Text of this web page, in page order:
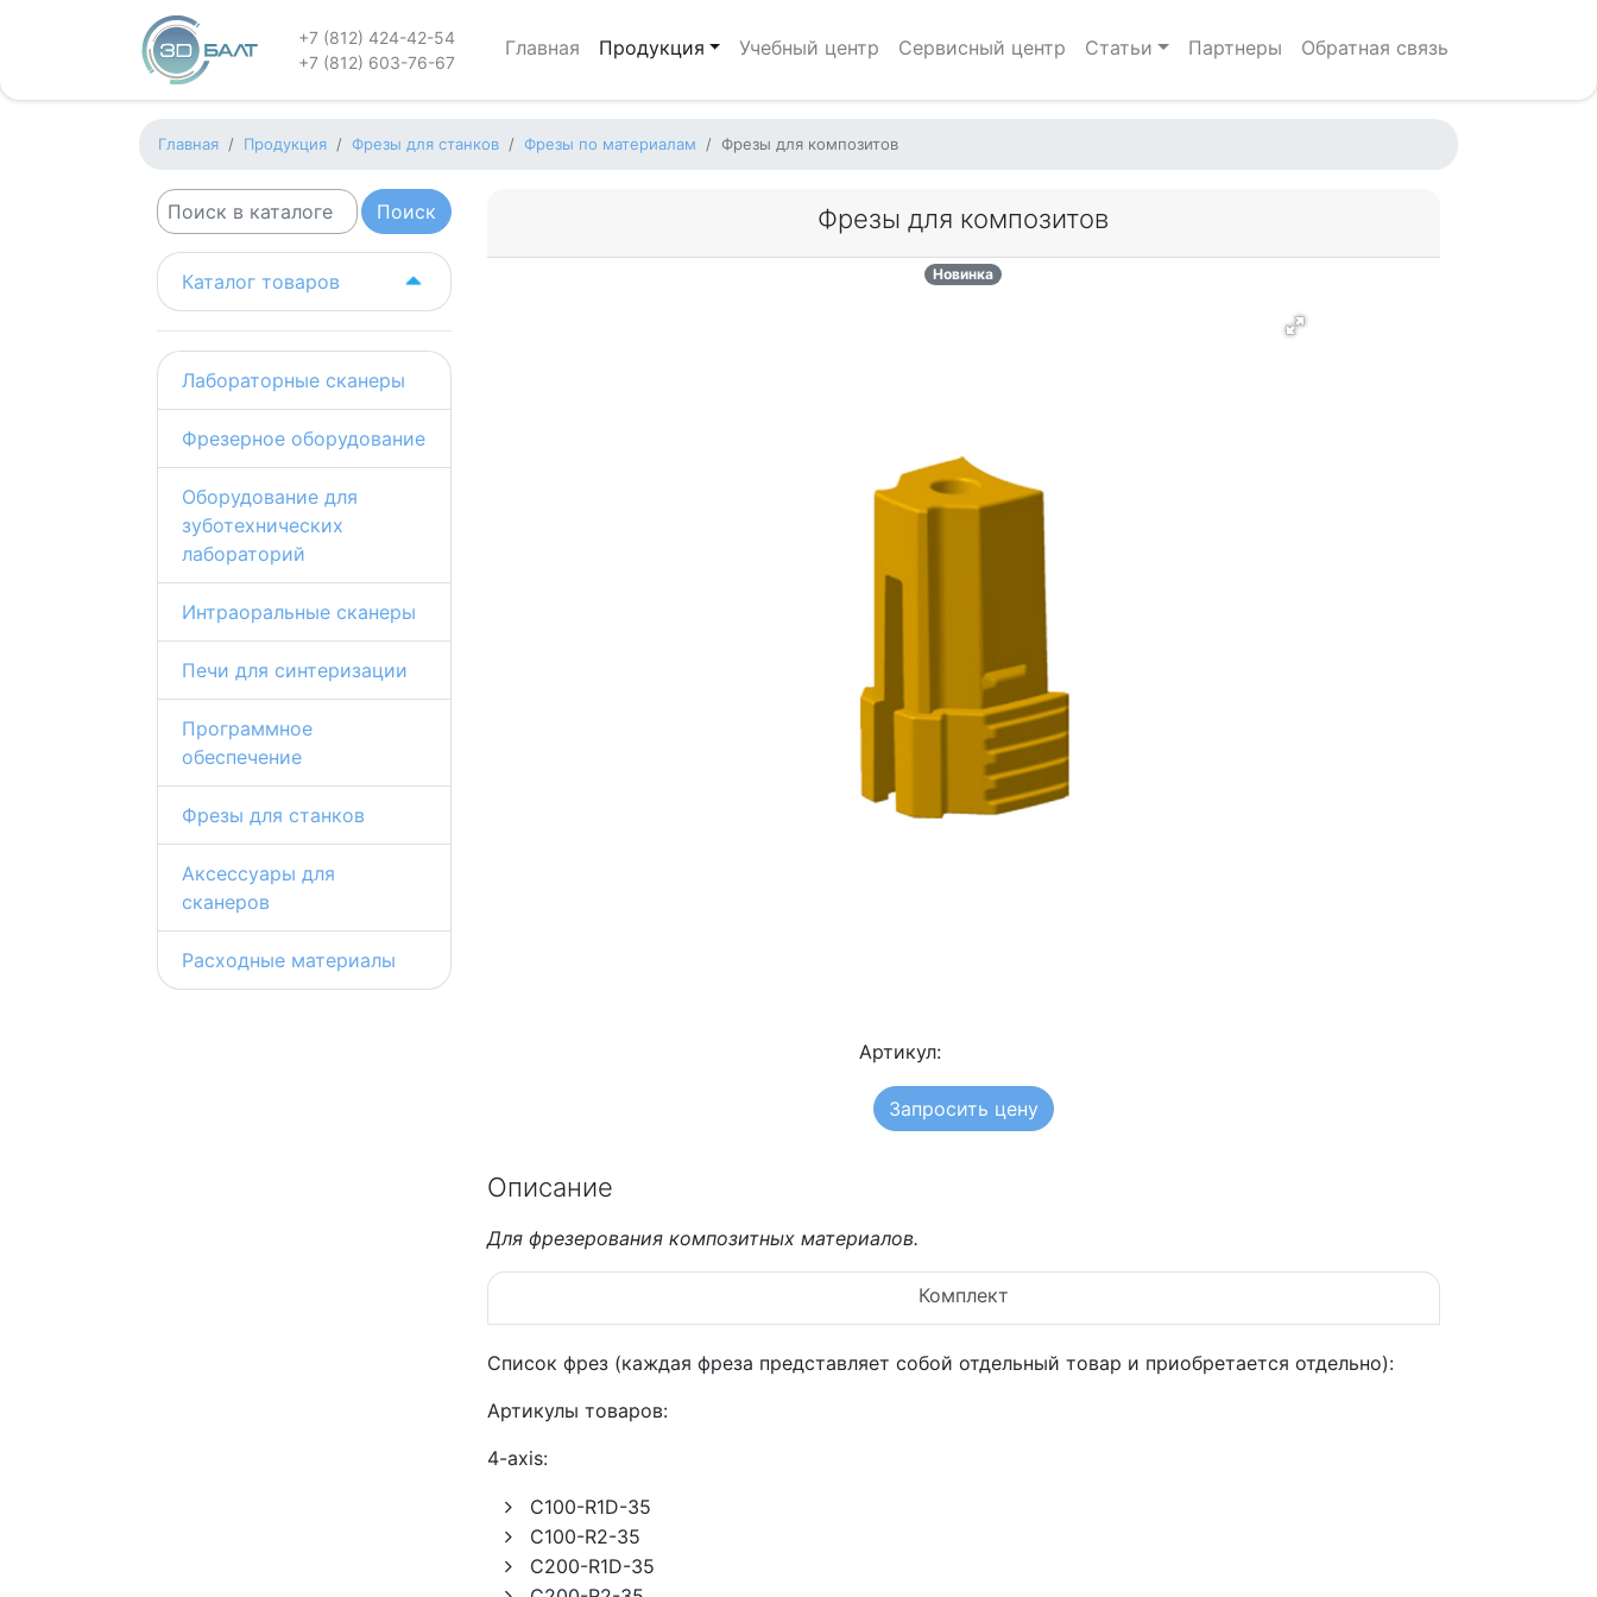
+7 (812) 424-42-54
+7 (812) 603-76-67
Главная Продукция Учебный центр Сервисный центр Статьи Партнеры Обратная связь
Главная Продукция Фрезы для станков Фрезы по материалам Фрезы для композитов
Каталог товаров
Лабораторные сканеры
Фрезерное оборудование
Оборудование для
зуботехнических
лабораторий
Интраоральные сканеры
Печи для синтеризации
Программное
обеспечение
Фрезы для станков
Аксессуары для
сканеров
Расходные материалы
Фрезы для композитов
Новинка
Артикул:
Запросить цену
Описание
Для фрезерования композитных материалов.
Комплект
Список фрез (каждая фреза представляет собой отдельный товар и приобретается отдельно):
Артикулы товаров:
4-axis:
C100-R1D-35
C100-R2-35
C200-R1D-35